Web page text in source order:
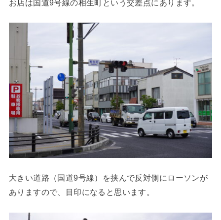
お店は国道9号線の相生町という交差点にあります。
大きい道路（国道9号線）を挟んで反対側にローソンが
ありますので、目印になると思います。